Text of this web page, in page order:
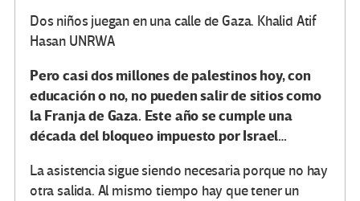
Dos niños juegan en una calle de Gaza. Khalid Atif
Hasan UNRWA
Pero casi dos millones de palestinos hoy, con
educación o no, no pueden salir de sitios como
la Franja de Gaza. Este año se cumple una
década del bloqueo impuesto por Israel…
La asistencia sigue siendo necesaria porque no hay
otra salida. Al mismo tiempo hay que tener un